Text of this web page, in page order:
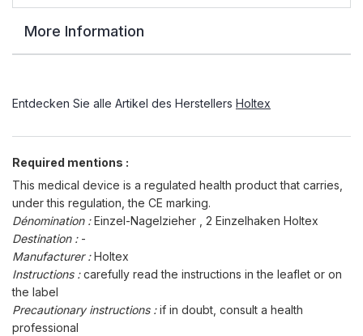
More Information
Entdecken Sie alle Artikel des Herstellers Holtex
Required mentions :
This medical device is a regulated health product that carries,
under this regulation, the CE marking.
Dénomination :Einzel-Nagelzieher , 2 Einzelhaken Holtex
Destination : -
Manufacturer :Holtex
Instructions :carefully read the instructions in the leaflet or on
the label
Precautionary instructions :if in doubt, consult a health
professional